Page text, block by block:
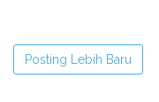
Posting Lebih Baru